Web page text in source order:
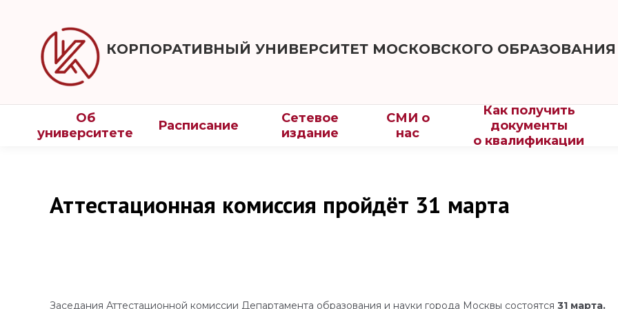
КОРПОРАТИВНЫЙ УНИВЕРСИТЕТ МОСКОВСКОГО ОБРАЗОВАНИЯ
Об
университете
Расписание
Сетевое
издание
СМИ о
нас
Как получить
документы
о квалификации
Аттестационная комиссия пройдёт 31 марта
Заседания Аттестационной комиссии Департамента образования и науки города Москвы состоятся 31 марта.